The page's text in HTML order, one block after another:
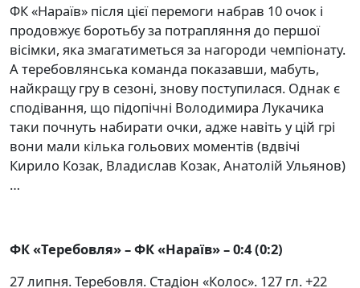
ФК «Нараїв» після цієї перемоги набрав 10 очок і
продовжує боротьбу за потрапляння до першої
вісімки, яка змагатиметься за нагороди чемпіонату.
А теребовлянська команда показавши, мабуть,
найкращу гру в сезоні, знову поступилася. Однак є
сподівання, що підопічні Володимира Лукачика
таки почнуть набирати очки, адже навіть у цій грі
вони мали кілька гольових моментів (вдвічі
Кирило Козак, Владислав Козак, Анатолій Ульянов)
…
ФК «Теребовля» – ФК «Нараїв» – 0:4 (0:2)
27 липня. Теребовля. Стадіон «Колос». 127 гл. +22